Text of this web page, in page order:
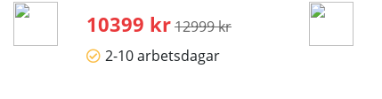
10399 kr Ordinarie pris:
12999 kr
2-10 arbetsdagar